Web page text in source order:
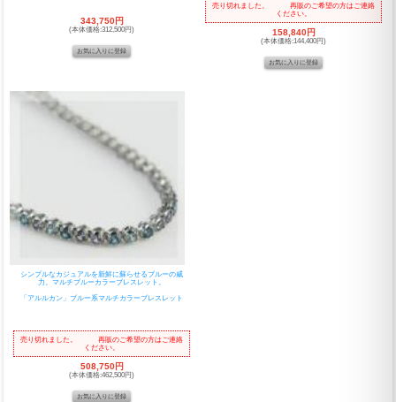
343,750円
(本体価格:312,500円)
売り切れました。 再販のご希望の方はご連絡
ください。
158,840円
(本体価格:144,400円)
シンプルなカジュアルを新鮮に蘇らせるブルーの威
力。マルチブルーカラーブレスレット。
「アルルカン」ブルー系マルチカラーブレスレット
売り切れました。 再販のご希望の方はご連絡
ください。
508,750円
(本体価格:462,500円)